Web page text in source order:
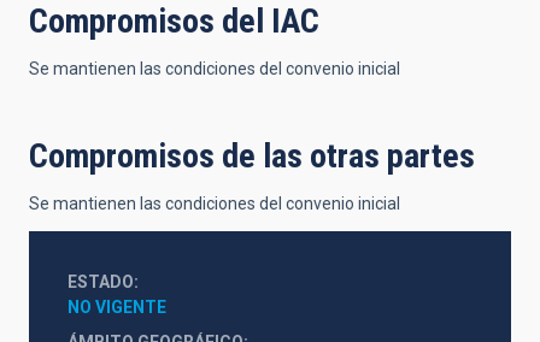
Compromisos del IAC
Se mantienen las condiciones del convenio inicial
Compromisos de las otras partes
Se mantienen las condiciones del convenio inicial
ESTADO
NO VIGENTE